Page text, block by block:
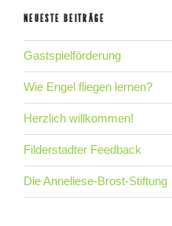
NEUESTE BEITRÄGE
Gastspielförderung
Wie Engel fliegen lernen?
Herzlich willkommen!
Filderstadter Feedback
Die Anneliese-Brost-Stiftung